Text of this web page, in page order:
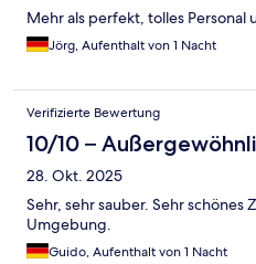
Mehr als perfekt, tolles Personal
Jörg, Aufenthalt von 1 Nacht
Verifizierte Bewertung
10/10 –
28. Okt. 2025
Sehr, sehr sauber. Sehr schönes
Umgebung.
Guido, Aufenthalt von 1 Nacht